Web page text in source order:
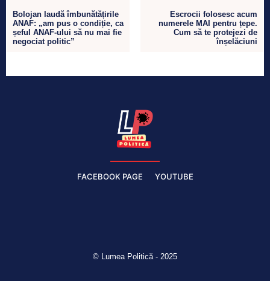
Bolojan laudă îmbunătățirile
ANAF: „am pus o condiție, ca
șeful ANAF-ului să nu mai fie
negociat politic”
Escrocii folosesc acum
numerele MAI pentru țepe.
Cum să te protejezi de
înșelăciuni
FACEBOOK PAGE YOUTUBE
© Lumea Politică - 2025